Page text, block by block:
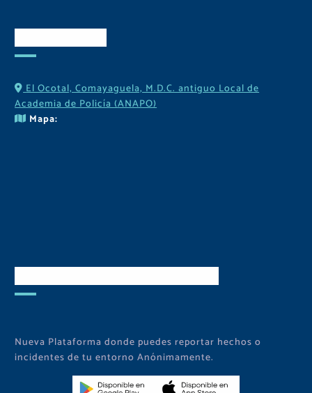
El Ocotal, Comayaguela, M.D.C. antiguo Local de
Academia de Policía (ANAPO)
Mapa:
Nueva Plataforma donde puedes reportar hechos o
incidentes de tu entorno Anónimamente.